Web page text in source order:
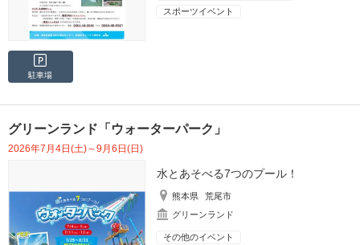
スポーツイベント
駐車場
グリーンランド「ウォーターパーク」
2026年7月4日(土)～9月6日(日)
水とあそべる7つのプール！
熊本県
荒尾市
グリーンランド
その他のイベント